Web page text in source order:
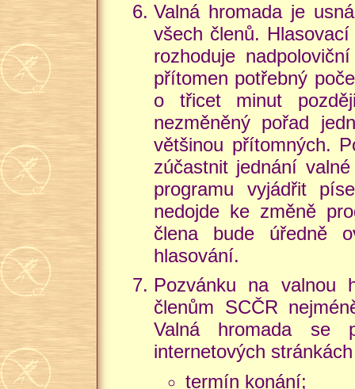
Valná hromada je
všech členů.
rozhoduje
přítomen potřebný
o třicet minut
nezměněný pořad
většinou přítomných.
zúčastnit jednání
programu vyjádřit
nedojde ke změně
člena bude úředně
hlasování.
Pozvánku na valnou
členům SCČR
Valná hromada se
internetových
termín konání;